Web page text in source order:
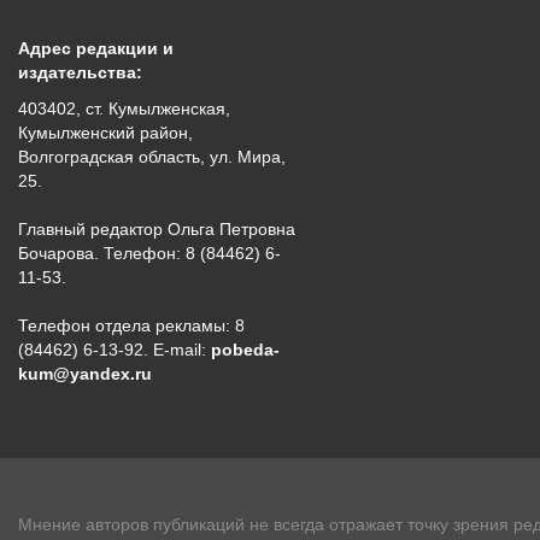
Адрес редакции и
издательства:
403402, ст. Кумылженская,
Кумылженский район,
Волгоградская область, ул. Мира,
25.
Главный редактор Ольга Петровна
Бочарова. Телефон: 8 (84462) 6-
11-53.
Телефон отдела рекламы: 8
(84462) 6-13-92. E-mail: pobeda-
kum@yandex.ru
Мнение авторов публикаций не всегда отражает точку зрения